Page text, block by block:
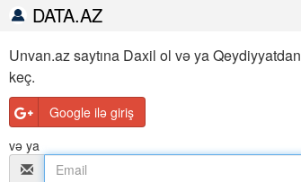
DATA.AZ
Unvan.az saytına Daxil ol və ya Qeydiyyatdan
keç.
Google ilə giriş
və ya